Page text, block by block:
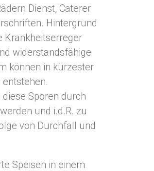
Dienst, Caterer
Hintergrund
Krankheitserreger
widerstandsfähige
können in kürzester
Sporen durch
und i.d.R. zu
von Durchfall und
Speisen in einem